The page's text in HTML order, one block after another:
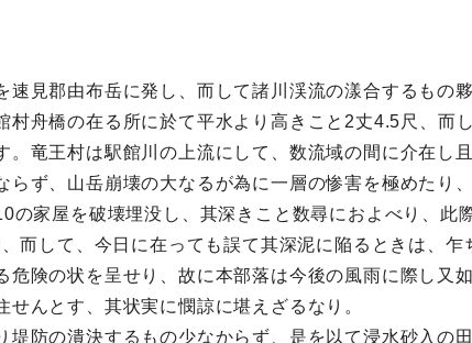
見郡由布岳に発し、而して諸川渓流の漾合するもの
舟橋の在る所に於て平水より高きこと2丈4.5尺、而
竜王村は駅館川の上流にして、数流域の間に介在し
ず、山岳崩壊の大なるが為に一層の惨害を極めたり
家屋を破壊埋没し、其深きこと数尋におよべり、此
而して、今日に在っても誤て其深泥に陥るときは、乍
険の状を呈せり、故に本部落は今後の風雨に際し又
んとす、其状実に憫諒に堪えざるなり。
防の潰決するもの少なからず、是を以て浸水砂入の